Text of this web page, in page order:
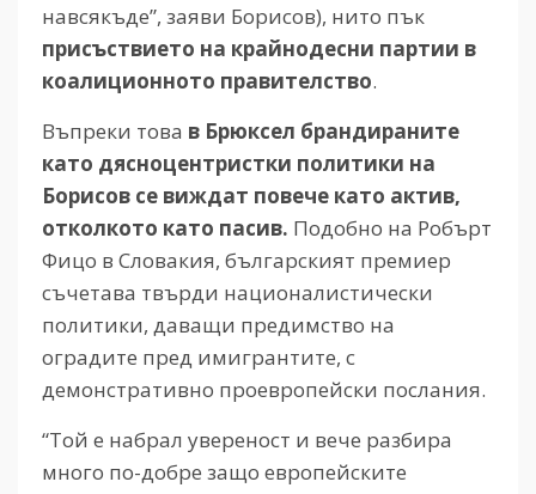
навсякъде”, заяви Борисов), нито пък
присъствието на крайнодесни партии в
коалиционното правителство.
Въпреки това в Брюксел брандираните
като дясноцентристки политики на
Борисов се виждат повече като актив,
отколкото като пасив. Подобно на Робърт
Фицо в Словакия, българският премиер
съчетава твърди националистически
политики, даващи предимство на
оградите пред имигрантите, с
демонстративно проевропейски послания.
“Той е набрал увереност и вече разбира
много по-добре защо европейските